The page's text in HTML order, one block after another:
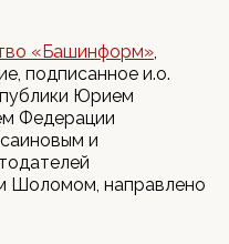
«Башинформ»,
подписанное и.о.
Юрием
Федерации
и
Шоломом, направлено